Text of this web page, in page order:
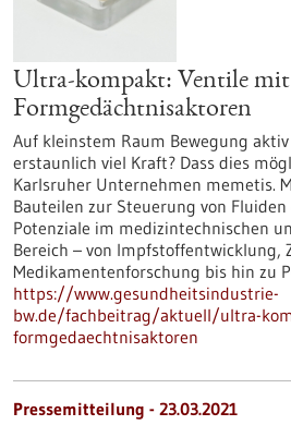
Ultra-kompakt: Ventile mit
Formgedächtnisaktoren
Auf kleinstem Raum Bewegung
erstaunlich viel Kraft? Dass dies
Karlsruher Unternehmen memetis.
Bauteilen zur Steuerung von
Potenziale im medizintechnischen
Bereich – von Impfstoffentwicklung,
Medikamentenforschung bis hin zu
https://www.gesundheitsindustrie-
bw.de/fachbeitrag/aktuell/ultra-
formgedaechtnisaktoren
Pressemitteilung - 23.03.2021